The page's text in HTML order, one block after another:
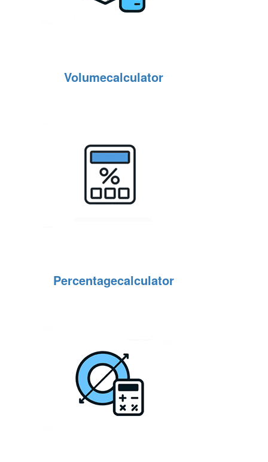
Volumecalculator
Percentagecalculator